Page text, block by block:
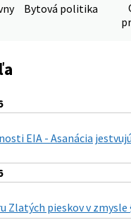
Bytová politika
EIA - Asanácia
pieskov v zmysle